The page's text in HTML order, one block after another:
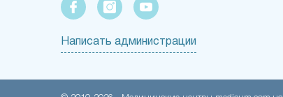
Написать администрации